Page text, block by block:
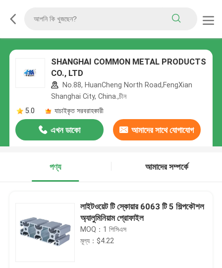
SHANGHAI COMMON METAL PRODUCTS
CO., LTD
No.88, HuanCheng North Road,FengXian
Shanghai City, China.,চীন
5.0
যাচাইকৃত সরবরাহকারী
এখন ডাকো আমাদের সাথে যোগাযোগ
পণ্য
আমাদের সম্পর্কে
লাইটওয়েট টি স্কোয়ার 6063 টি 5 শিল্পকৌশল
অ্যালুমিনিয়াম প্রোফাইল
MOQ：1 পিসিএস
মূল্য：$4.22